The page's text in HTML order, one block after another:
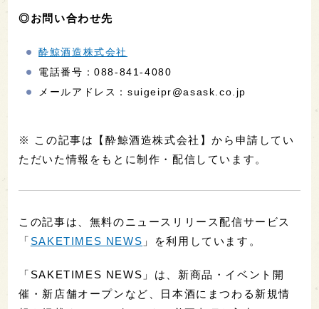
◎お問い合わせ先
酔鯨酒造株式会社
電話番号：088-841-4080
メールアドレス：suigeipr@asask.co.jp
※ この記事は【酔鯨酒造株式会社】から申請してい
ただいた情報をもとに制作・配信しています。
この記事は、無料のニュースリリース配信サービス
「 SAKETIMES NEWS 」を利用しています。
「SAKETIMES NEWS」は、新商品・イベント開
催・新店舗オープンなど、日本酒にまつわる新規情